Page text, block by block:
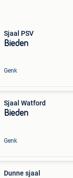
Sjaal PSV
Bieden
Genk
Sjaal Watford
Bieden
Genk
Dunne sjaal